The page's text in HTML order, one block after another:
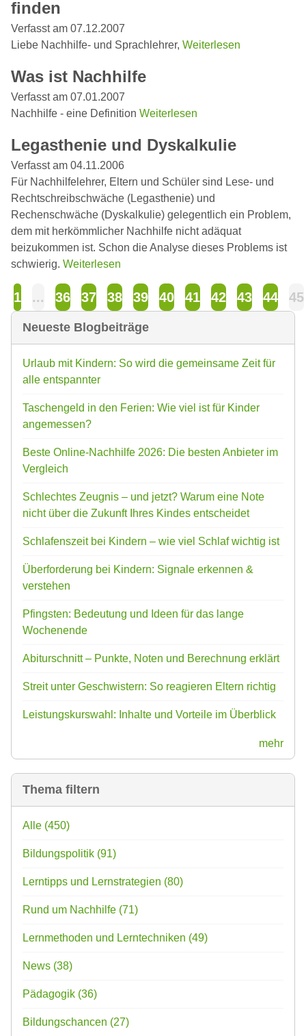
finden
Verfasst am 07.12.2007
Liebe Nachhilfe- und Sprachlehrer, Weiterlesen
Was ist Nachhilfe
Verfasst am 07.01.2007
Nachhilfe - eine Definition Weiterlesen
Legasthenie und Dyskalkulie
Verfasst am 04.11.2006
Für Nachhilfelehrer, Eltern und Schüler sind Lese- und
Rechtschreibschwäche (Legasthenie) und
Rechenschwäche (Dyskalkulie) gelegentlich ein Problem,
dem mit herkömmlicher Nachhilfe nicht adäquat
beizukommen ist. Schon die Analyse dieses Problems ist
schwierig. Weiterlesen
1 ... 36 37 38 39 40 41 42 43 44 45
Neueste Blogbeiträge
Urlaub mit Kindern: So wird die gemeinsame Zeit für
alle entspannter
Taschengeld in den Ferien: Wie viel ist für Kinder
angemessen?
Beste Online-Nachhilfe 2026: Die besten Anbieter im
Vergleich
Schlechtes Zeugnis – und jetzt? Warum eine Note
nicht über die Zukunft Ihres Kindes entscheidet
Schlafenszeit bei Kindern – wie viel Schlaf wichtig ist
Überforderung bei Kindern: Signale erkennen &
verstehen
Pfingsten: Bedeutung und Ideen für das lange
Wochenende
Abiturschnitt – Punkte, Noten und Berechnung erklärt
Streit unter Geschwistern: So reagieren Eltern richtig
Leistungskurswahl: Inhalte und Vorteile im Überblick
mehr
Thema filtern
Alle (450)
Bildungspolitik (91)
Lerntipps und Lernstrategien (80)
Rund um Nachhilfe (71)
Lernmethoden und Lerntechniken (49)
News (38)
Pädagogik (36)
Bildungschancen (27)